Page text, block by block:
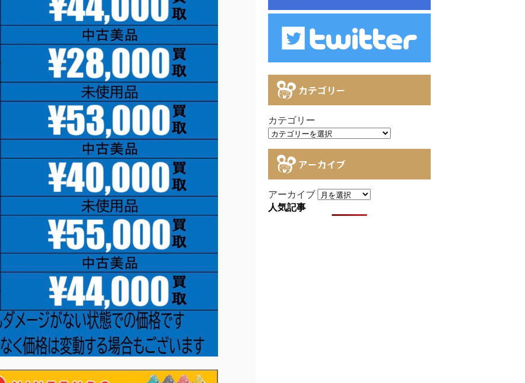
カテゴリー
カテゴリー
アーカイブ
アーカイブ
人気記事